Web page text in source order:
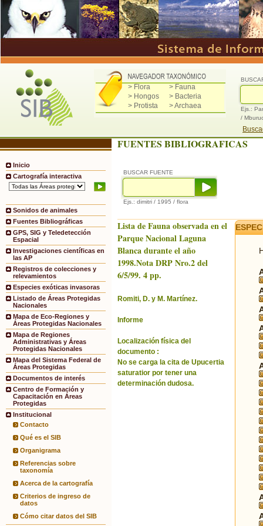
> Flora
> Fauna
> Hongos
> Bacteria
> Protista
> Archaea
Ejs.:
/
Inicio
Cartografía interactiva
Sonidos de animales
Fuentes Bibliográficas
GPS, SIG y Teledetección
Espacial
Investigaciones científicas en
las AP
Registros de colecciones y
relevamientos
Especies exóticas invasoras
Listado de Áreas Protegidas
Nacionales
Mapa de Eco-Regiones y
Áreas Protegidas Nacionales
Mapa de Regiones
Administrativas y Áreas
Protegidas Nacionales
Mapa del Sistema Federal de
Áreas Protegidas
Documentos de interés
Centro de Formación y
Capacitación en Áreas
Protegidas
Institucional
Contacto
Qué es el SIB
Organigrama
Referencias sobre
taxonomía
Acerca de la cartografía
Criterios de ingreso de
datos
Cómo citar datos del SIB
FUENTES BIBLIOGRAFICAS
BUSCAR FUENTE
Ejs.: dimitri / 1995 / flora
Lista de Fauna observada en el
Parque Nacional Laguna
Blanca durante el año
1998.Nota DRP Nro.2 del
6/5/99. 4 pp.
Romiti, D. y M. Martínez.
Informe
Localización física del
documento :
No se carga la cita de Upucertia
saturatior por tener una
determinación dudosa.